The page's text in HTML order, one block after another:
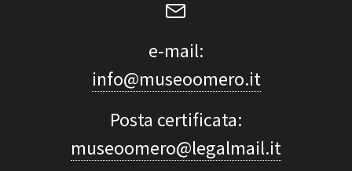
e-mail:
info@museoomero.it
Posta certificata:
museoomero@legalmail.it